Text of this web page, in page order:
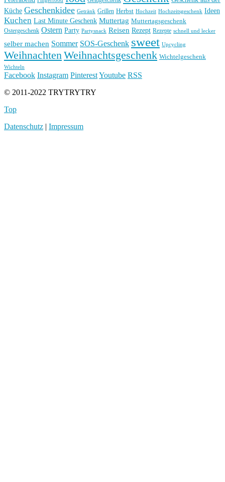
Küche Geschenkidee Getränk Grillen Herbst Hochzeit Hochzeitsgeschenk Ideen
Kuchen Last Minute Geschenk Muttertag Muttertagsgeschenk
Ostergeschenk Ostern Party Partysnack Reisen Rezept Rezepte schnell und lecker
selber machen Sommer SOS-Geschenk sweet Upcycling
WeihnachtenWeihnachtsgeschenk Wichtelgeschenk
Wichteln
Facebook Instagram PinterestYoutube RSS
© 2011-2022 TRYTRYTRY
Top
Datenschutz | Impressum